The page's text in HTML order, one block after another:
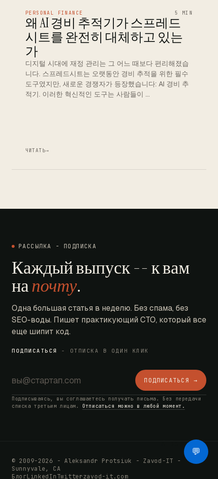
PERSONAL FINANCE 5 MIN
왜 AI 경비 추적기가 스프레드
시트를 완전히 대체하고 있는
가
디지털 시대에 재정 관리는 그 어느 때보다 편리해졌습
니다. 스프레드시트는 오랫동안 경비 추적을 위한 필수
도구였지만, 새로운 경쟁자가 등장했습니다: AI 경비 추
적기. 이러한 혁신적인 도구는 사람들이 …
ЧИТАТЬ→
РАССЫЛКА - ПОДПИСКА
Каждый выпуск -- к вам
напочту.
Одна большая статья в неделю. Без спама, без
SEO-воды. Пишет практикующий CTO, который все
еще шипит код.
ПОДПИСАТЬСЯ - ОТПИСКА В ОДИН КЛИК
ПОДПИСАТЬСЯ →
Подписываясь, вы соглашаетесь получать письма. Без передачи
списка третьим лицам. Отписаться можно в любой момент.
© 2009-2026 - Aleksandr Protsiuk - Zavod-IT -
Sunnyvale, CA
БлогLinkedInTwitterzavod-it.com
💬